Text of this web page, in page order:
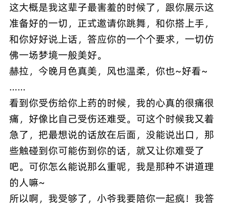
这大概是我这辈子最害羞的时候了，跟你展示这
准备好的一切，正式邀请你跳舞，和你搭上手，
和你好好说上话，答应你的一个个要求，一切仿
佛一场梦境一般美好。
赫拉，今晚月色真美，风也温柔，你也~好看~
……
看到你受伤给你上药的时候，我的心真的很痛很
痛，好像比自己受伤还难受。可这个时候我又着
急了，把最想说的话放在后面，没能说出口，那
些触碰到你可能伤到你的话，就又让你难受了
吧。可你怎么能说那么重呢，我是那种不讲道理
的人嘛~
所以啊，我受够了，小爷我要陪你一起疯！我答